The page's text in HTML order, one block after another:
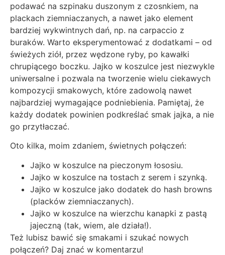
podawać na szpinaku duszonym z czosnkiem, na
plackach ziemniaczanych, a nawet jako element
bardziej wykwintnych dań, np. na carpaccio z
buraków. Warto eksperymentować z dodatkami – od
świeżych ziół, przez wędzone ryby, po kawałki
chrupiącego boczku. Jajko w koszulce jest niezwykle
uniwersalne i pozwala na tworzenie wielu ciekawych
kompozycji smakowych, które zadowolą nawet
najbardziej wymagające podniebienia. Pamiętaj, że
każdy dodatek powinien podkreślać smak jajka, a nie
go przytłaczać.
Oto kilka, moim zdaniem, świetnych połączeń:
Jajko w koszulce na pieczonym łososiu.
Jajko w koszulce na tostach z serem i szynką.
Jajko w koszulce jako dodatek do hash browns
(placków ziemniaczanych).
Jajko w koszulce na wierzchu kanapki z pastą
jajeczną (tak, wiem, ale działa!).
Też lubisz bawić się smakami i szukać nowych
połączeń? Daj znać w komentarzu!